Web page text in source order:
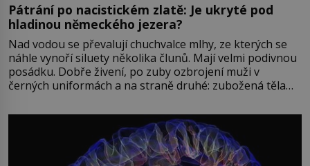
Pátrání po nacistickém zlatě: Je ukryté pod
hladinou německého jezera?
Nad vodou se převalují chuchvalce mlhy, ze kterých se
náhle vynoří siluety několika člunů. Mají velmi podivnou
posádku. Dobře živení, po zuby ozbrojení muži v
černých uniformách a na straně druhé: zubožená těla
přízračná scéna znamená? Je jaro roku 1945, druhá
světová válka se chýlí ke konci. Jezero Stolpsee